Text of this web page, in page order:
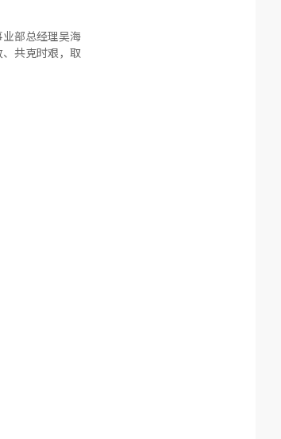
部总经理吴海
共克时艰，取